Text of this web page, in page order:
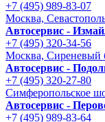
+7 (495) 989-83-07
Москва,
Автосервис -
+7 (495) 320-34-56
Москва, Сиреневый
Автосервис -
+7 (495) 320-27-80
Симферопольское
Автосервис -
+7 (495) 989-83-64